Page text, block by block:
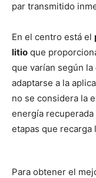
par transmitido
En el centro está el
litio que
que varían según
adaptarse a la
no se considera la
energía
etapas que recarga
Para obtener el